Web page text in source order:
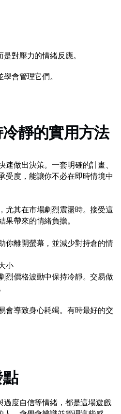
盟夥伴
對壓力的情緒反應。
會管理它們。
靜的實用方法
速做出決策。一套明確的計畫、
受度，能讓你不必在即時情境中
尤其在市場劇烈震盪時。接受這
果帶來的情緒負擔。
你離開螢幕，並減少對持倉的情
小
烈價格波動中保持冷靜。交易做
會導致身心耗竭。有時最好的交
過度自信等情緒，都是這場遊戲